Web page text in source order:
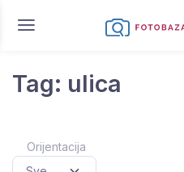
Tag: ulica
Orijentacija